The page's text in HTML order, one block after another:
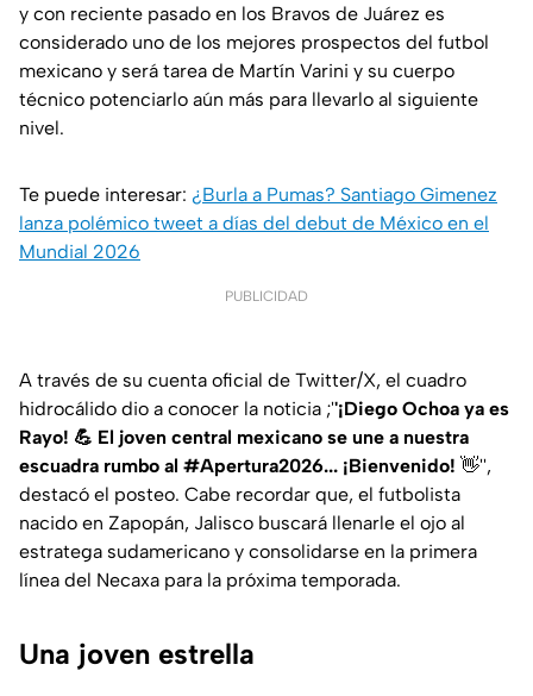
y con reciente pasado en los Bravos de Juárez es
considerado uno de los mejores prospectos del futbol
mexicano y será tarea de Martín Varini y su cuerpo
técnico potenciarlo aún más para llevarlo al siguiente
nivel.
Te puede interesar: ¿Burla a Pumas? Santiago Gimenez
lanza polémico tweet a días del debut de México en el
Mundial 2026
PUBLICIDAD
A través de su cuenta oficial de Twitter/X, el cuadro
hidrocálido dio a conocer la noticia ;''¡Diego Ochoa ya es
Rayo! 💪 El joven central mexicano se une a nuestra
escuadra rumbo al #Apertura2026... ¡Bienvenido! 👋'',
destacó el posteo. Cabe recordar que, el futbolista
nacido en Zapopán, Jalisco buscará llenarle el ojo al
estratega sudamericano y consolidarse en la primera
línea del Necaxa para la próxima temporada.
Una joven estrella